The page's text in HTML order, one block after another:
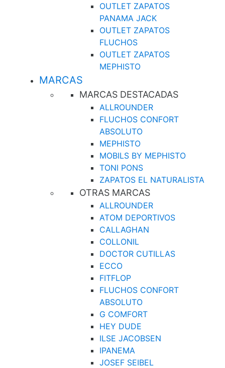
OUTLET ZAPATOS
PANAMA JACK
OUTLET ZAPATOS
FLUCHOS
OUTLET ZAPATOS
MEPHISTO
MARCAS
MARCAS DESTACADAS
ALLROUNDER
FLUCHOS CONFORT
ABSOLUTO
MEPHISTO
MOBILS BY MEPHISTO
TONI PONS
ZAPATOS EL NATURALISTA
OTRAS MARCAS
ALLROUNDER
ATOM DEPORTIVOS
CALLAGHAN
COLLONIL
DOCTOR CUTILLAS
ECCO
FITFLOP
FLUCHOS CONFORT
ABSOLUTO
G COMFORT
HEY DUDE
ILSE JACOBSEN
IPANEMA
JOSEF SEIBEL